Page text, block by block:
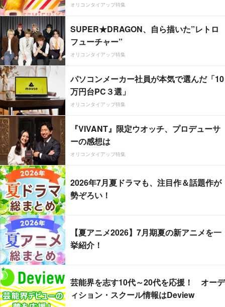
オリコンタイアップ特集
SUPER★DRAGON、自ら描いた”レトロ
フューチャー”
オリコンタイアップ特集
パソコンメーカー社員が本気で選んだ「10
万円台PC３選」
オリコンタイアップ特集
『VIVANT』限定ウオッチ、プロデューサ
ーの感想は
オリコンタイアップ特集
2026年7月夏ドラマも、注目作＆話題作が
勢ぞろい！
【夏アニメ2026】7月期夏の新アニメを一
挙紹介！
芸能界を志す10代～20代を応援！ オーデ
ィション・スクール情報はDeview